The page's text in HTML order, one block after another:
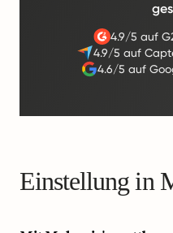
4.9/5 auf
4.9/5 auf
4.6/5 auf
Einstellung in